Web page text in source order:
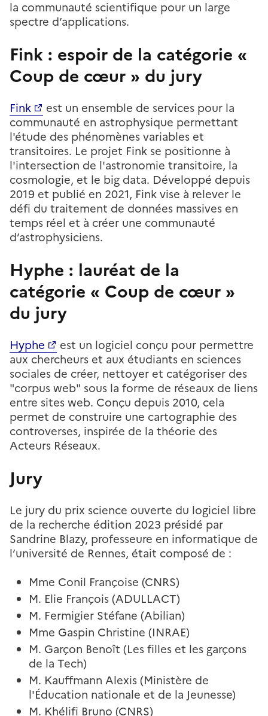
la communauté scientifique pour un large
spectre d’applications.
Fink : espoir de la catégorie «
Coup de cœur » du jury
Fink
est un ensemble de services pour la
communauté en astrophysique permettant
l'étude des phénomènes variables et
transitoires. Le projet Fink se positionne à
l'intersection de l'astronomie transitoire, la
cosmologie, et le big data. Développé depuis
2019 et publié en 2021, Fink vise à relever le
défi du traitement de données massives en
temps réel et à créer une communauté
d’astrophysiciens.
Hyphe : lauréat de la
catégorie « Coup de cœur »
du jury
Hyphe
est un logiciel conçu pour permettre
aux chercheurs et aux étudiants en sciences
sociales de créer, nettoyer et catégoriser des
"corpus web" sous la forme de réseaux de liens
entre sites web. Conçu depuis 2010, cela
permet de construire une cartographie des
controverses, inspirée de la théorie des
Acteurs Réseaux.
Jury
Le jury du prix science ouverte du logiciel libre
de la recherche édition 2023 présidé par
Sandrine Blazy, professeure en informatique de
l’université de Rennes, était composé de :
Mme Conil Françoise (CNRS)
M. Elie François (ADULLACT)
M. Fermigier Stéfane (Abilian)
Mme Gaspin Christine (INRAE)
M. Garçon Benoît (Les filles et les garçons
de la Tech)
M. Kauffmann Alexis (Ministère de
l'Éducation nationale et de la Jeunesse)
M. Khélifi Bruno (CNRS)